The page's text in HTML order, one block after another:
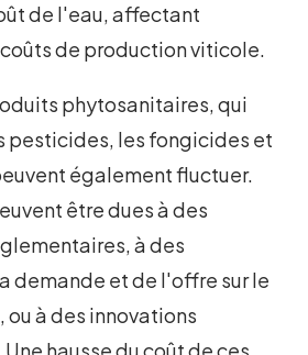
de l'eau, affectant
de production viticole.
phytosanitaires, qui
pesticides, les fongicides et
également fluctuer.
être dues à des
à des
demande et de l'offre sur le
à des innovations